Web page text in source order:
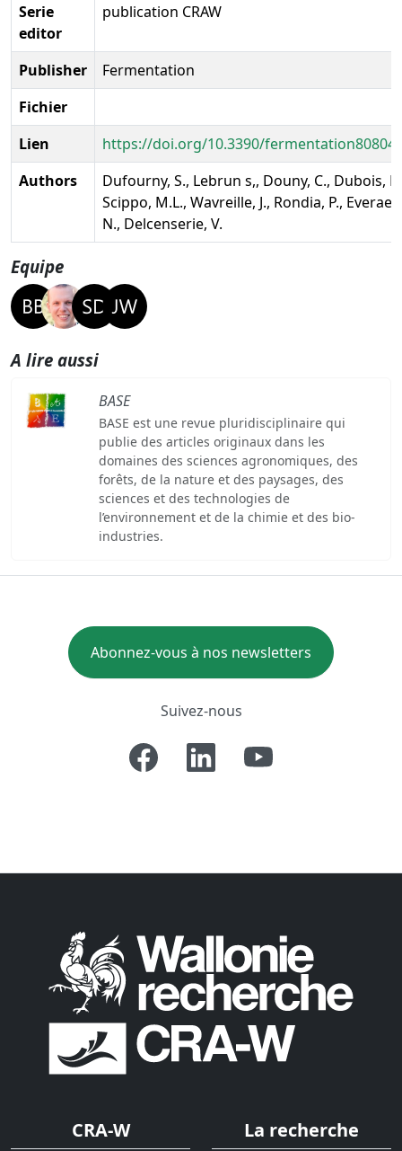
Serie
editor
publication CRAW
Publisher
Fermentation
Fichier
Lien
https://doi.org/10.3390/
Authors
Dufourny, S., Lebrun s,, Douny, C., Dubois,
Scippo, M.L., Wavreille, J., Rondia, P.,
N., Delcenserie, V.
Equipe
A lire aussi
BASE
BASE est une revue pluridisciplinaire qui
publie des articles originaux dans les
domaines des sciences agronomiques, des
forêts, de la nature et des paysages, des
sciences et des technologies de
l’environnement et de la chimie et des bio-
industries.
Abonnez-vous à nos newsletters
Suivez-nous
CRA-W La recherche